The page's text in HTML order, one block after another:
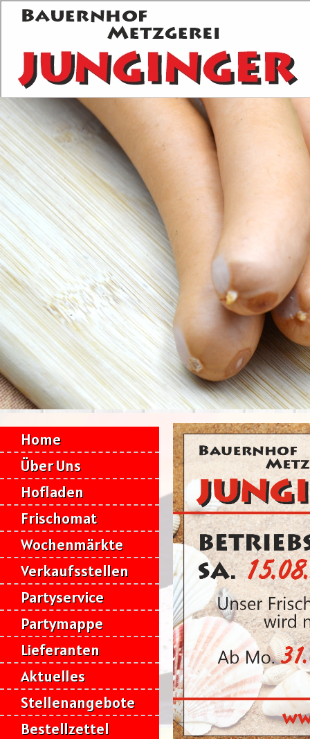
Home
Über Uns
Hofladen
Frischomat
Wochenmärkte
Verkaufsstellen
Partyservice
Partymappe
Lieferanten
Aktuelles
Stellenangebote
Bestellzettel